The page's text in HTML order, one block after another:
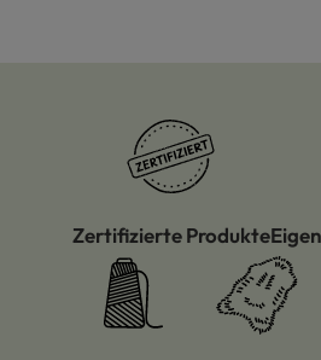
Zertifizierte Produkte